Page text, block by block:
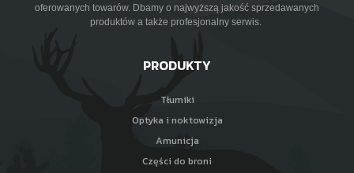
oferowanych towarów. Dbamy o najwyższą jakość sprzedawanych
produktów a także profesjonalny serwis.
PRODUKTY
Tłumiki
Optyka i noktowizja
Amunicja
Części do broni